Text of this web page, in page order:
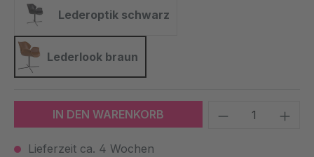
Lederoptik schwarz
Lederoptik schwarz
Lederlook braun
Lederlook braun
IN DEN WARENKORB Produkt
Lieferzeit ca. 4 Wochen